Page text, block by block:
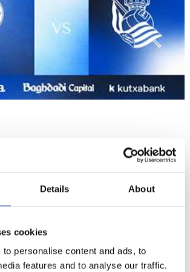
Details About
cookies
personalise content and ads, to
features and to analyse our traffic.